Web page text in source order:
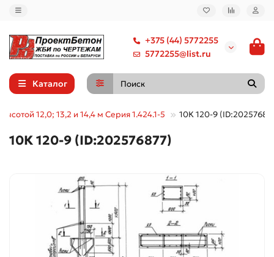
+375 (44) 5772255
5772255@list.ru
Каталог
12,0; 13,2 и 14,4 м Серия 1.424.1-5 10К 120-9
10К 120-9 (ID:202576877)